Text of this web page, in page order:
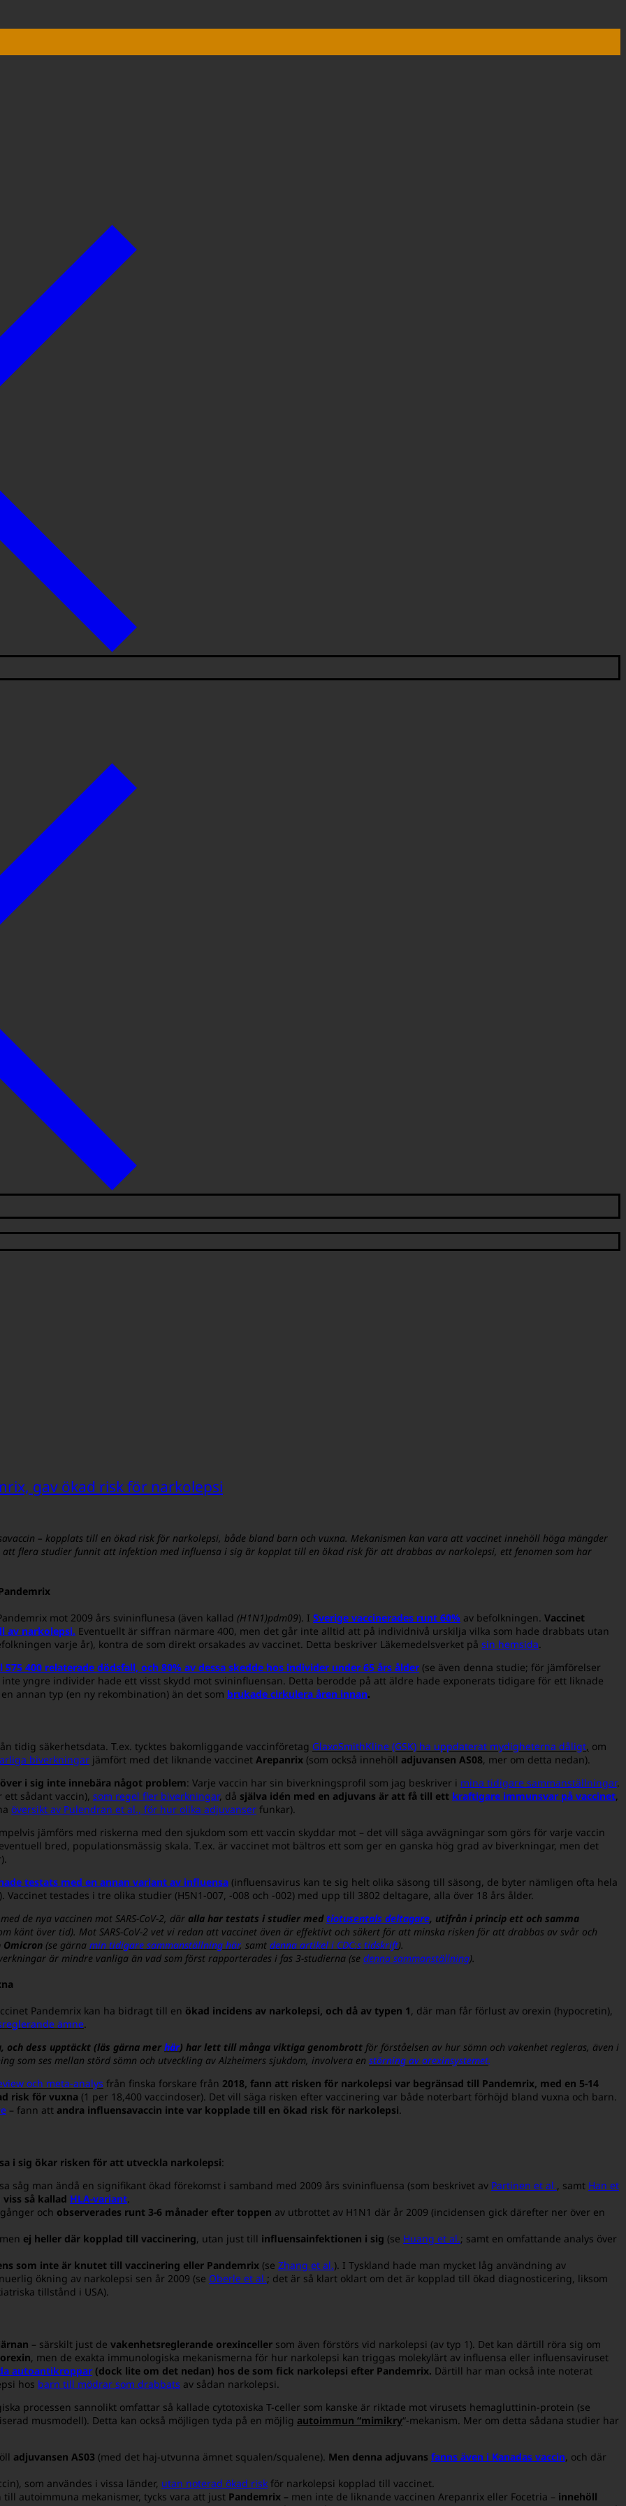
gav ökad risk för narkolepsi
– kopplats till en ökad risk för narkolepsi, både bland barn och vuxna. Mekanismen kan vara att vaccinet innehöll höga mängder
flera studier funnit att infektion med influensa i sig är kopplat till en ökad risk för att drabbas av narkolepsi, ett fenomen som har
mot 2009 års svininflunesa (även kallad (H1N1)pdm09). I Sverige vaccinerades runt 60% av befolkningen. Vaccinet
av narkolepsi. Eventuellt är siffran närmare 400, men det går inte alltid att på individnivå urskilja vilka som hade drabbats utan
varje år), kontra de som direkt orsakades av vaccinet. Detta beskriver Läkemedelsverket på sin hemsida.
575 400 relaterade dödsfall, och 80% av dessa skedde hos individer under 65 års ålder (se även denna studie; för jämförelser
inte yngre individer hade ett visst skydd mot svininfluensan. Detta berodde på att äldre hade exponerats tidigare för ett liknade
annan typ (en ny rekombination) än det som brukade cirkulera åren innan.
tidig säkerhetsdata. T.ex. tycktes bakomliggande vaccinföretag GlaxoSmithKline (GSK) ha uppdaterat mydigheterna dåligt, om
biverkningar jämfört med det liknande vaccinet Arepanrix (som också innehöll adjuvansen AS08, mer om detta nedan).
i sig inte innebära något problem: Varje vaccin har sin biverkningsprofil som jag beskriver i mina tidigare sammanställningar.
sådant vaccin), som regel fler biverkningar, då själva idén med en adjuvans är att få till ett kraftigare immunsvar på vaccinet,
översikt av Pulendran et al., för hur olika adjuvanser funkar).
jämförs med riskerna med den sjukdom som ett vaccin skyddar mot – det vill säga avvägningar som görs för varje vaccin
bred, populationsmässig skala. T.ex. är vaccinet mot bältros ett som ger en ganska hög grad av biverkningar, men det
testats med en annan variant av influensa (influensavirus kan te sig helt olika säsong till säsong, de byter nämligen ofta hela
testades i tre olika studier (H5N1-007, -008 och -002) med upp till 3802 deltagare, alla över 18 års ålder.
de nya vaccinen mot SARS-CoV-2, där alla har testats i studier med tiotusentals deltagare, utifrån i princip ett och samma
känt över tid). Mot SARS-CoV-2 vet vi redan att vaccinet även är effektivt och säkert för att minska risken för att drabbas av svår och
Omicron (se gärna min tidigare sammanställning här, samt denna artikel i CDC:s tidskrift).
är mindre vanliga än vad som först rapporterades i fas 3-studierna (se denna sammanställning).
Pandemrix kan ha bidragt till en ökad incidens av narkolepsi, och då av typen 1, där man får förlust av orexin (hypocretin),
ämne.
dess upptäckt (läs gärna mer här) har lett till många viktiga genombrott för förståelsen av hur sömn och vakenhet regleras, även i
som ses mellan störd sömn och utveckling av Alzheimers sjukdom, involvera en störning av orexinsystemet.
och meta-analys från finska forskare från 2018, fann att risken för narkolepsi var begränsad till Pandemrix, med en 5-14
risk för vuxna (1 per 18,400 vaccindoser). Det vill säga risken efter vaccinering var både noterbart förhöjd bland vuxna och barn.
– fann att andra influensavaccin inte var kopplade till en ökad risk för narkolepsi.
i sig ökar risken för att utveckla narkolepsi:
såg man ändå en signifikant ökad förekomst i samband med 2009 års svininfluensa (som beskrivet av Partinen et al., samt Han et
viss så kallad HLA-variant.
och observerades runt 3-6 månader efter toppen av utbrottet av H1N1 där år 2009 (incidensen gick därefter ner över en
ej heller där kopplad till vaccinering, utan just till influensainfektionen i sig (se Huang et al.; samt en omfattande analys över
som inte är knutet till vaccinering eller Pandemrix (se Zhang et al.). I Tyskland hade man mycket låg användning av
ökning av narkolepsi sen år 2009 (se Oberle et al.; det är så klart oklart om det är kopplad till ökad diagnosticering, liksom
tillstånd i USA).
– särskilt just de vakenhetsreglerande orexinceller som även förstörs vid narkolepsi (av typ 1). Det kan därtill röra sig om
, men de exakta immunologiska mekanismerna för hur narkolepsi kan triggas molekylärt av influensa eller influensaviruset
autoantikroppar (dock lite om det nedan) hos de som fick narkolepsi efter Pandemrix. Därtill har man också inte noterat
hos barn till mödrar som drabbats av sådan narkolepsi.
processen sannolikt omfattar så kallade cytotoxiska T-celler som kanske är riktade mot virusets hemagluttinin-protein (se
musmodell). Detta kan också möjligen tyda på en möjlig autoimmun “mimikry“-mekanism. Mer om detta sådana studier har
adjuvansen AS03 (med det haj-utvunna ämnet squalen/squalene). Men denna adjuvans fanns även i Kanadas vaccin, och där
som användes i vissa länder, utan noterad ökad risk för narkolepsi kopplad till vaccinet.
autoimmuna mekanismer, tycks vara att just Pandemrix – men inte de liknande vaccinen Arepanrix eller Focetria – innehöll